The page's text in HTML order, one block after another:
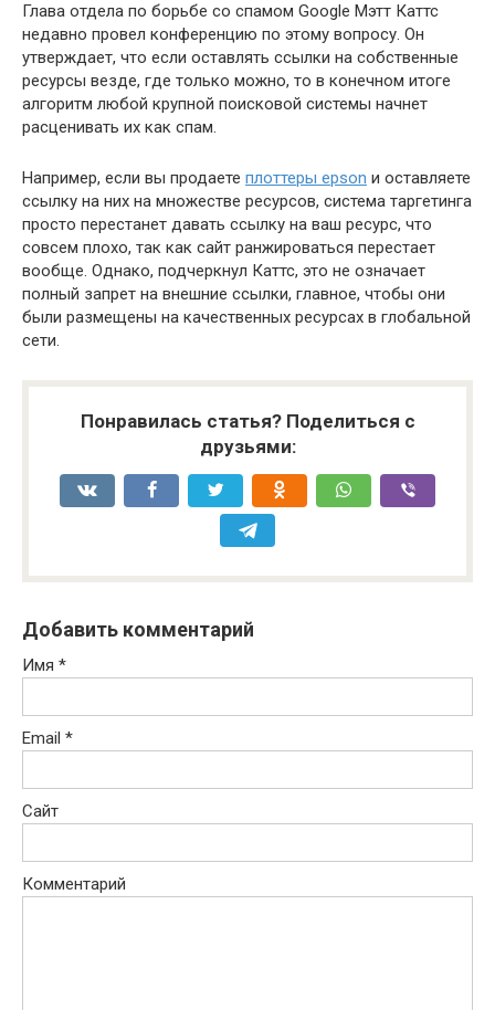
Глава отдела по борьбе со спамом Google Мэтт Каттс
недавно провел конференцию по этому вопросу. Он
утверждает, что если оставлять ссылки на собственные
ресурсы везде, где только можно, то в конечном итоге
алгоритм любой крупной поисковой системы начнет
расценивать их как спам.
Например, если вы продаете плоттеры epson и оставляете
ссылку на них на множестве ресурсов, система таргетинга
просто перестанет давать ссылку на ваш ресурс, что
совсем плохо, так как сайт ранжироваться перестает
вообще. Однако, подчеркнул Каттс, это не означает
полный запрет на внешние ссылки, главное, чтобы они
были размещены на качественных ресурсах в глобальной
сети.
Понравилась статья? Поделиться с
друзьями:
Добавить комментарий
Имя *
Email *
Сайт
Комментарий